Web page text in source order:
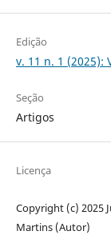
Edição
v. 11 n. 1 (2025):
Seção
Artigos
Licença
Copyright (c) 2025
Martins (Autor)